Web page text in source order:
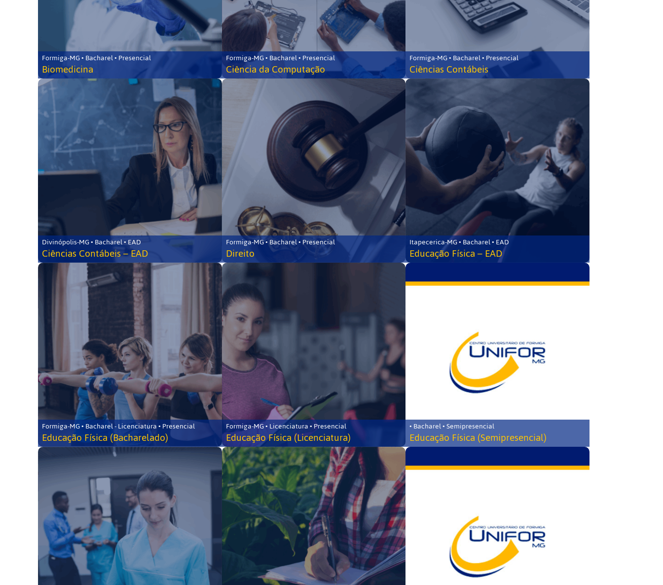
Formiga-MG • Bacharel • Presencial
Biomedicina
Formiga-MG • Bacharel • Presencial
Ciência da Computação
Formiga-MG • Bacharel • Presencial
Ciências Contábeis
Divinópolis-MG • Bacharel • EAD
Ciências Contábeis – EAD
Formiga-MG • Bacharel • Presencial
Direito
Itapecerica-MG • Bacharel • EAD
Educação Física – EAD
Formiga-MG • Bacharel - Licenciatura • Presencial
Educação Física (Bacharelado)
Formiga-MG • Licenciatura • Presencial
Educação Física (Licenciatura)
• Bacharel • Semipresencial
Educação Física (Semipresencial)